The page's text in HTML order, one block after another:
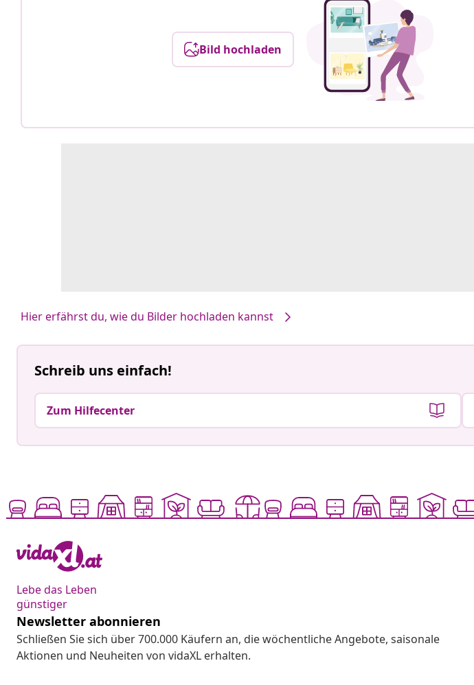
Bild hochladen
Hier erfährst du, wie du Bilder hochladen kannst
Schreib uns einfach!
Zum Hilfecenter
Lebe das Leben
günstiger
Newsletter abonnieren
Schließen Sie sich über 700.000 Käufern an, die wöchentliche Angebote, saisonale
Aktionen und Neuheiten von vidaXL erhalten.